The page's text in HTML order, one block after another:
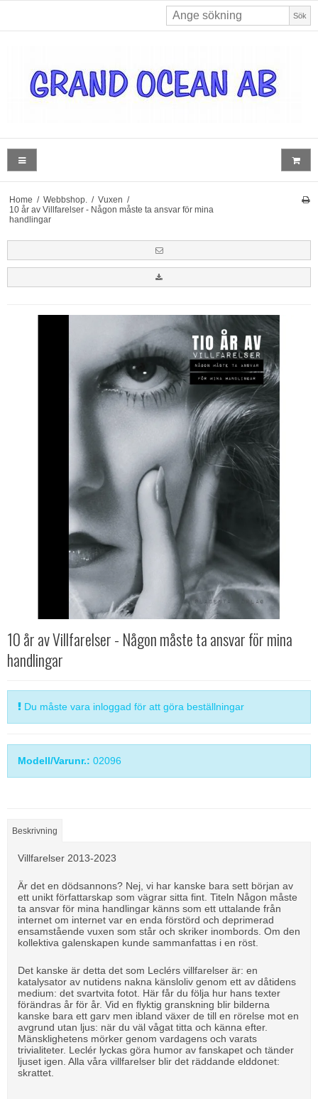
Sök
Home / Webbshop. / Vuxen /
10 år av Villfarelser - Någon måste ta ansvar för mina
handlingar
10 år av Villfarelser - Någon måste ta ansvar för mina
handlingar
Du måste vara inloggad för att göra beställningar
Modell/Varunr.: 02096
Beskrivning
Villfarelser 2013-2023
Är det en dödsannons? Nej, vi har kanske bara sett början av
ett unikt författ­arskap som vägrar sitta fint. Titeln Någon måste
ta ansvar för mina handlingar känns som ett uttalande från
inter­net om internet var en enda förstörd och deprimerad
ensamstående vuxen som står och skriker inombords. Om den
kollektiva galenskapen kunde sammanfattas i en röst.
Det kanske är detta det som Leclérs villfarelser är: en
katalysator av nutidens nakna känsloliv genom ett av dåtidens
medium: det svartvita fotot. Här får du följa hur hans texter
förändras år för år. Vid en flyktig granskning blir bilderna
kanske bara ett garv men ibland växer de till en rörelse mot en
avgrund utan ljus: när du väl vågat titta och känna efter.
Mänsklighetens mörker genom vardagens och varats
trivialiteter. Leclér lyckas göra humor av fanskapet och tänder
ljuset igen. Alla våra villfarelser blir det räddande elddonet:
skrattet.